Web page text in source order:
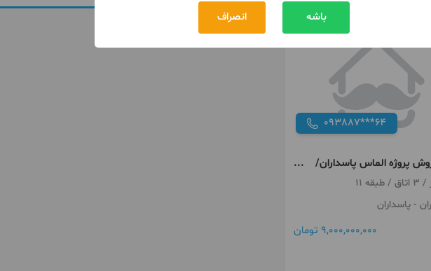
093887***64
پروژه الماس پاسداران/
و سکونت
- پاسداران
9,000,000,000 تومان
باشه انصراف